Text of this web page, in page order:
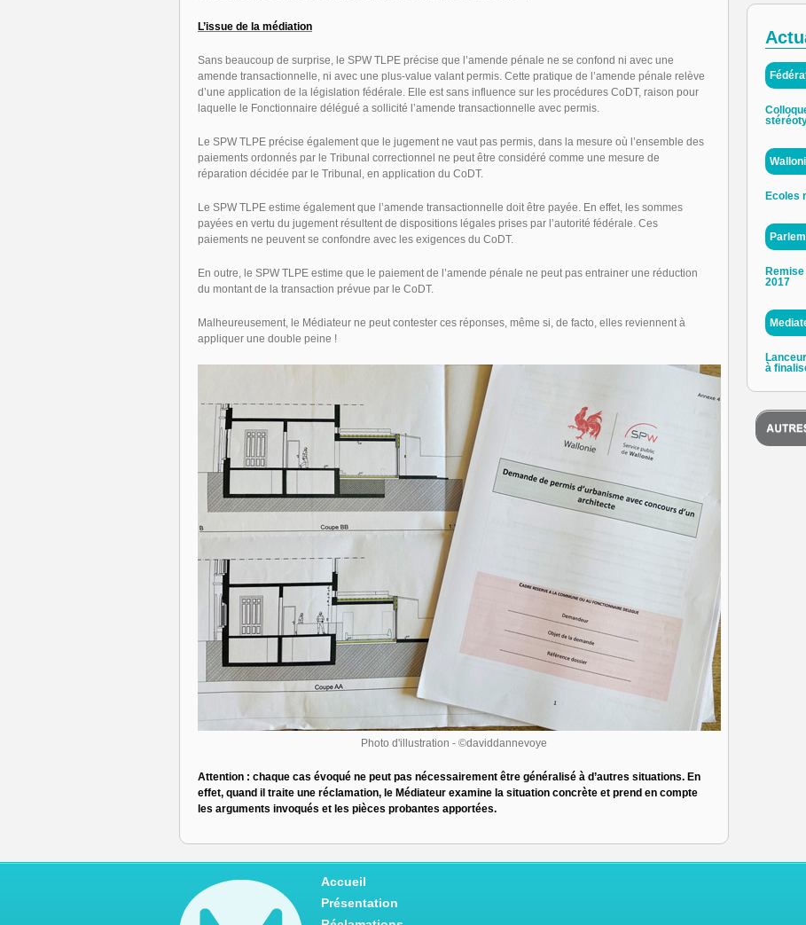
L’issue de la médiation
Sans beaucoup de surprise, le SPW TLPE précise que l’amende pénale ne se confond ni avec une
amende transactionnelle, ni avec une plus-value valant permis. Cette pratique de l’amende pénale relève
d’une application de la législation fédérale. Elle est sans influence sur les procédures CoDT, raison pour
laquelle le Fonctionnaire délégué a sollicité l’amende transactionnelle avec permis.
Le SPW TLPE précise également que le jugement ne vaut pas permis, dans la mesure où l’ensemble des
paiements ordonnés par le Tribunal correctionnel ne peut être considéré comme une mesure de
réparation décidée par le Tribunal, en application du CoDT.
Le SPW TLPE estime également que l’amende transactionnelle doit être payée. En effet, les sommes
payées en vertu du jugement résultent de dispositions légales prises par l’autorité fédérale. Ces
paiements ne peuvent se confondre avec les exigences du CoDT.
En outre, le SPW TLPE estime que le paiement de l’amende pénale ne peut pas entrainer une réduction
du montant de la transaction prévue par le CoDT.
Malheureusement, le Médiateur ne peut contester ces réponses, même si, de facto, elles reviennent à
appliquer une double peine !
Photo d'illustration - ©daviddannevoye
Attention : chaque cas évoqué ne peut pas nécessairement être généralisé à d’autres situations. En
effet, quand il traite une réclamation, le Médiateur examine la situation concrète et prend en compte
les arguments invoqués et les pièces probantes apportées.
Ecoles
2017
à
Accueil
Présentation